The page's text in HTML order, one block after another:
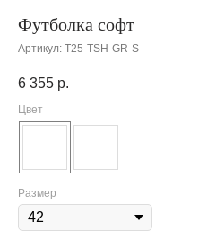
Футболка софт
Артикул: T25-TSH-GR-S
6 355 р.
Цвет
Размер